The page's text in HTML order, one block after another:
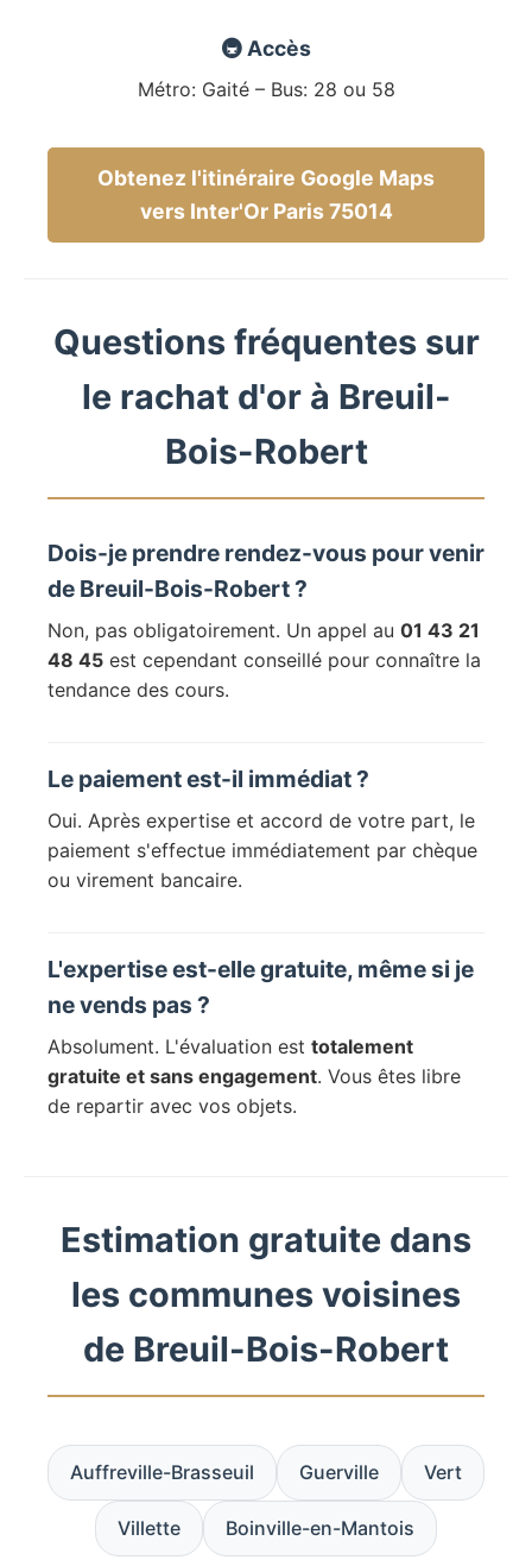
🚇 Accès
Métro: Gaité – Bus: 28 ou 58
Obtenez l'itinéraire Google Maps
vers Inter'Or Paris 75014
Questions fréquentes sur
le rachat d'or à Breuil-
Bois-Robert
Dois-je prendre rendez-vous pour venir
de Breuil-Bois-Robert ?
Non, pas obligatoirement. Un appel au 01 43 21
48 45 est cependant conseillé pour connaître la
tendance des cours.
Le paiement est-il immédiat ?
Oui. Après expertise et accord de votre part, le
paiement s'effectue immédiatement par chèque
ou virement bancaire.
L'expertise est-elle gratuite, même si je
ne vends pas ?
Absolument. L'évaluation est totalement
gratuite et sans engagement. Vous êtes libre
de repartir avec vos objets.
Estimation gratuite dans
les communes voisines
de Breuil-Bois-Robert
Auffreville-Brasseuil Guerville Vert
Villette Boinville-en-Mantois